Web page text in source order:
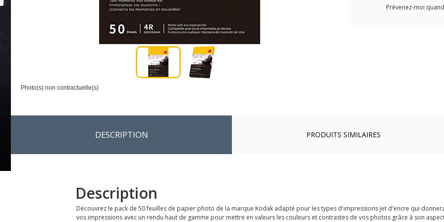
Photo(s) non contractuelle(s)
Prévenez-moi
DESCRIPTION PRODUITS SIMILAIRES
Description
Découvrez le pack de 50 feuilles de papier photo de la marque Kodak adapté pour les types d'impressions jet d'encre qui
vos impressions avec un rendu haut de gamme pour mettre en valeurs les couleurs et contrastes de vos photos grâce à son